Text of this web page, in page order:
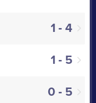
1 - 4
1 - 5
0 - 5